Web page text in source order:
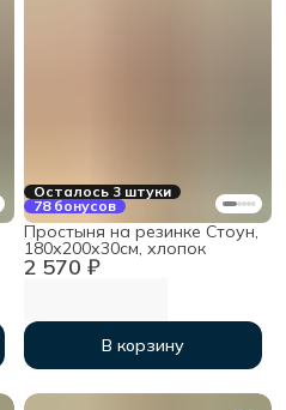
Осталось 3 штуки
78 бонусов
2 570 ₽
Простыня на резинке Стоун,
180х200х30см, хлопок
В корзину